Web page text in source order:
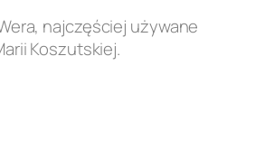
najczęściej używane
Koszutskiej.